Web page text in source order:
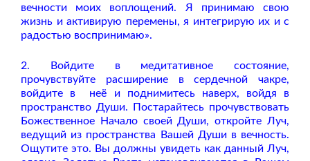
вечности моих воплощений. Я принимаю свою
жизнь и активирую перемены, я интегрирую их и с
радостью воспринимаю».
2.
Войдите в медитативное состояние,
прочувствуйте расширение в сердечной чакре,
войдите в
неё и поднимитесь наверх, войдя в
пространство Души. Постарайтесь прочувствовать
Божественное Начало своей Души, откройте Луч,
ведущий из пространства Вашей Души в вечность.
Ощутите это. Вы должны увидеть как данный Луч,